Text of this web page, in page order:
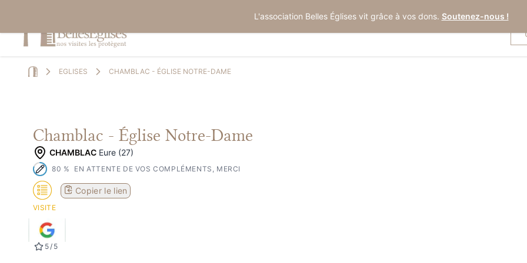
L'association Belles Églises vit grâce à vos dons. Soutenez-nous !
EGLISES CHAMBLAC - ÉGLISE NOTRE-DAME
Chamblac - Église Notre-Dame
CHAMBLAC Eure (27)
80 % EN ATTENTE DE VOS COMPLÉMENTS, MERCI
VISITE
Copier le lien
5/ 5